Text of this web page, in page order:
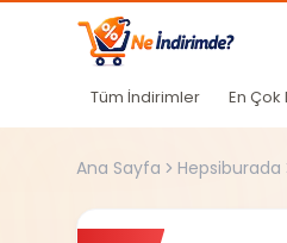
Ana içeriğe atla
Tüm İndirimler En
Ana Sayfa Hepsiburada